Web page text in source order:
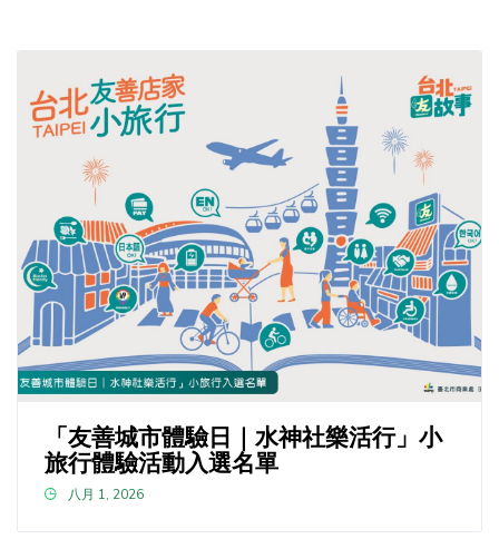
「友善城市體驗日｜水神社樂活行」小
旅行體驗活動入選名單
八月 1, 2026